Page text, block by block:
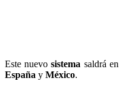
Este nuevosistema saldrá en
España y México.